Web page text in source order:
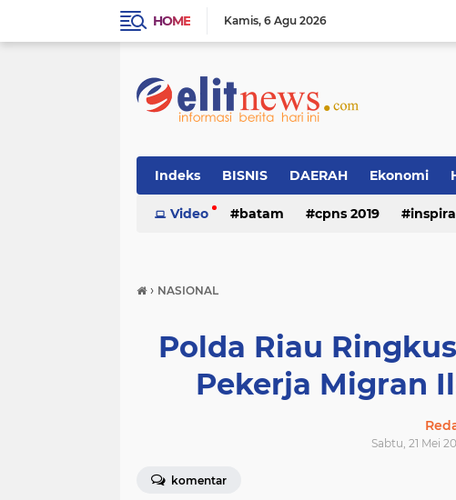
HOME Kamis 6 Agu 2026
Indeks BISNIS DAERAH Ekonomi
Video batam cpns 2019
› NASIONAL
Polda Riau
Pekerja Migran
Sabtu, 21 Mei
komentar